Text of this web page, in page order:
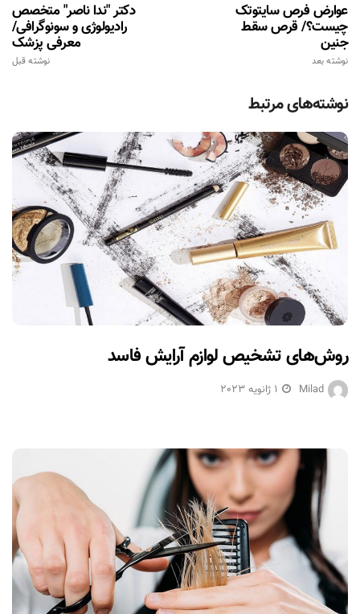
دكتر "ندا ناصر" متخصص
راديولوژی و سونوگرافی/
معرفی پزشک
نوشته قبل
عوارض فرص سایتوتک
چیست؟/ قرص سقط
جنین
نوشته بعد
نوشته‌های مرتبط
روش‌های تشخیص لوازم آرایش فاسد
Milad 1 ژانویه 2023